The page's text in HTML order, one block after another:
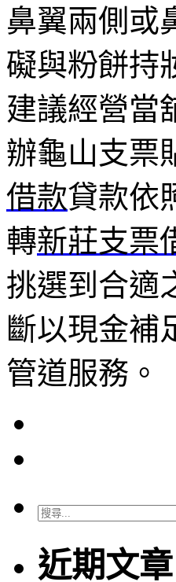
鼻翼兩側或
礙與粉餅持
建議經營當
辦龜山支票
借款貸款依
轉新莊支票
挑選到合適
斷以現金補
管道服務。
搜
關
鍵
近期文章